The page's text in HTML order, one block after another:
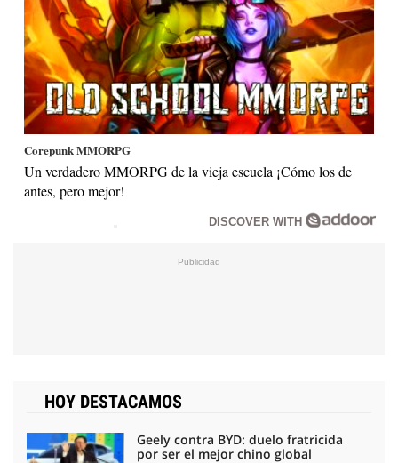
Corepunk MMORPG
Un verdadero MMORPG de la vieja escuela ¡Cómo los de
antes, pero mejor!
DISCOVER WITH
HOY DESTACAMOS
Geely contra BYD: duelo fratricida
por ser el mejor chino global